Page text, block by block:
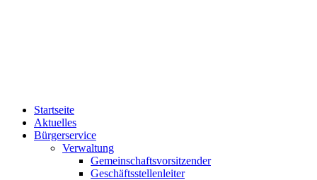
Startseite
Aktuelles
Bürgerservice
Verwaltung
Gemeinschaftsvorsitzender
Geschäftsstellenleiter